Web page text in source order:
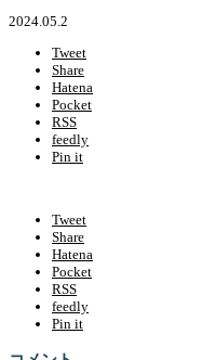
2024.05.2
Tweet
Share
Hatena
Pocket
RSS
feedly
Pin it
Tweet
Share
Hatena
Pocket
RSS
feedly
Pin it